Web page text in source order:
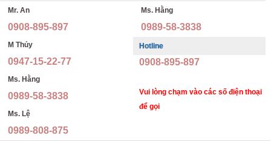
Office uniforms
Security uniforms
Hospital uniforms
Quần áo phòng dịch, y tế, phòng sạch
Safety shoes
Imported safety shoes
Safety helmet
Safety boots
Mr. An
0908-895-897
M Thủy
0947-15-22-77
Ms. Hằng
0989-58-3838
Ms. Lệ
0989-808-875
Ms. Hằng
0989-58-3838
Hotline
0908-895-897
Vui lòng chạm vào các số điện thoại
để gọi